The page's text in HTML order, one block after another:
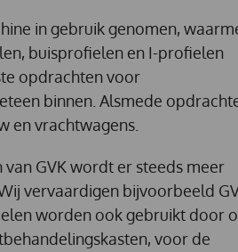
in gebruik genomen,
buisprofielen en I-profielen
opdrachten voor
binnen. Alsmede
en vrachtwagens.
GVK wordt er steeds meer
vervaardigen bijvoorbeeld
worden ook gebruikt door
voor de